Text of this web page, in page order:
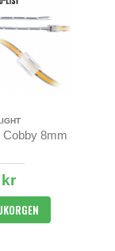
Cobby 8mm